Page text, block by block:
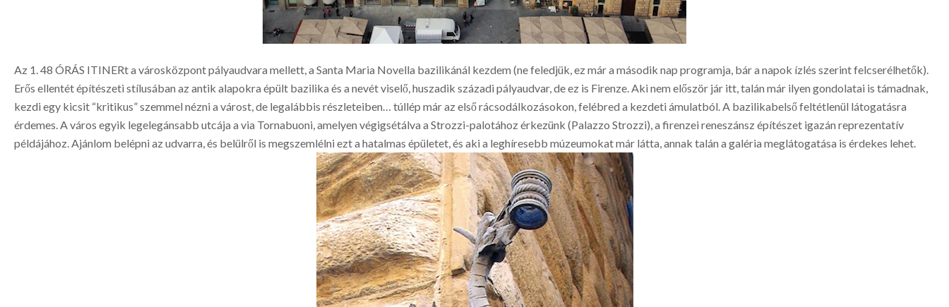
Az 1. 48 ÓRÁS ITINERt a városközpont pályaudvara mellett, a Santa Maria Novella bazilikánál kezdem (ne feledjük, ez már a második nap programja, bár a napok ízlés szerint felcserélhetők).
Erős ellentét építészeti stílusában az antik alapokra épült bazilika és a nevét viselő, huszadik századi pályaudvar, de ez is Firenze. Aki nem először jár itt, talán már ilyen gondolatai is támadnak,
kezdi egy kicsit “kritikus” szemmel nézni a várost, de legalábbis részleteiben… túllép már az első rácsodálkozásokon, felébred a kezdeti ámulatból. A bazilikabelső feltétlenül látogatásra
érdemes. A város egyik legelegánsabb utcája a via Tornabuoni, amelyen végigsétálva a Strozzi-palotához érkezünk (Palazzo Strozzi), a firenzei reneszánsz építészet igazán reprezentatív
példájához. Ajánlom belépni az udvarra, és belülről is megszemlélni ezt a hatalmas épületet, és aki a leghíresebb múzeumokat már látta, annak talán a galéria meglátogatása is érdekes lehet.